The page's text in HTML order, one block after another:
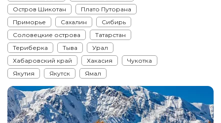
Остров Шикотан
Плато Путорана
Приморье
Сахалин
Сибирь
Соловецкие острова
Татарстан
Териберка
Тыва
Урал
Хабаровский край
Хакасия
Чукотка
Якутия
Якутск Ямал